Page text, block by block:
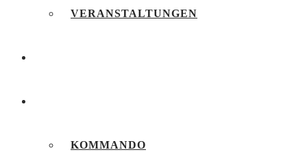
VERANSTALTUNGEN
KOMMANDO